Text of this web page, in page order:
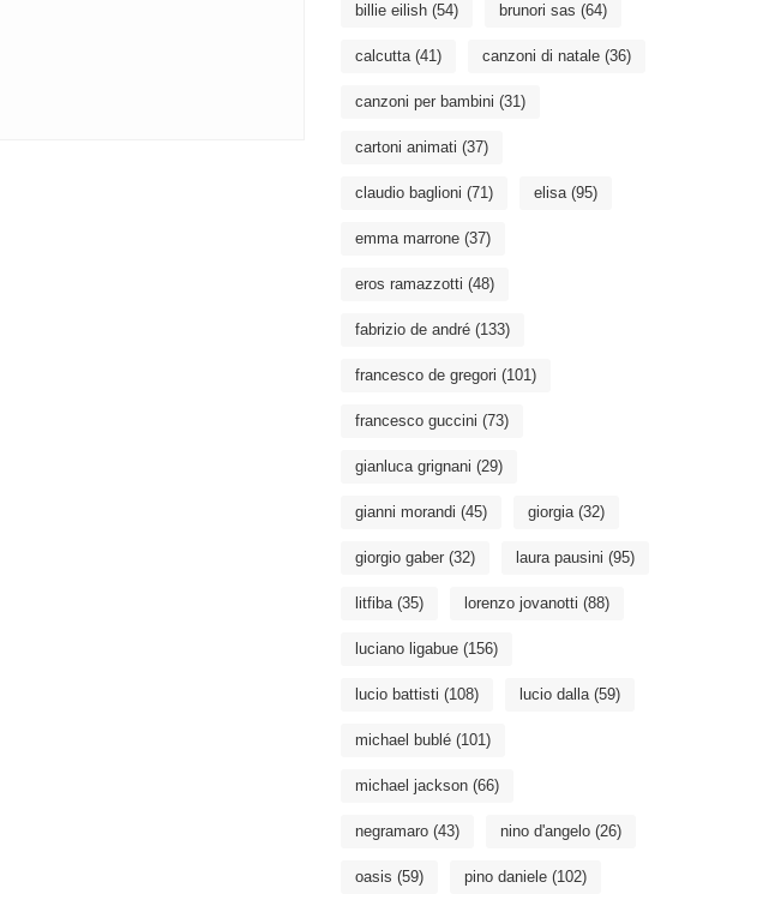
billie eilish (54) brunori sas (64)
calcutta(41) canzoni di natale (36)
canzoni per bambini (31)
cartoni animati (37)
claudio baglioni (71) elisa(95)
emma marrone (37)
eros ramazzotti (48)
fabrizio de andré (133)
francesco de gregori (101)
francesco guccini (73)
gianluca grignani (29)
gianni morandi (45) giorgia(32)
giorgio gaber (32) laura pausini (95)
litfiba(35) lorenzo jovanotti (88)
luciano ligabue (156)
lucio battisti (108) lucio dalla(59)
michael bublé (101)
michael jackson (66)
negramaro (43) nino d'angelo (26)
oasis (59) pino daniele (102)